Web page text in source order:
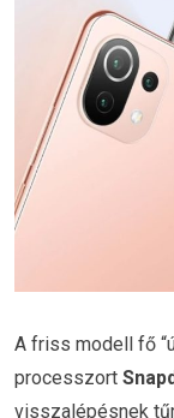
A friss modell fő
processzort
visszalépésnek